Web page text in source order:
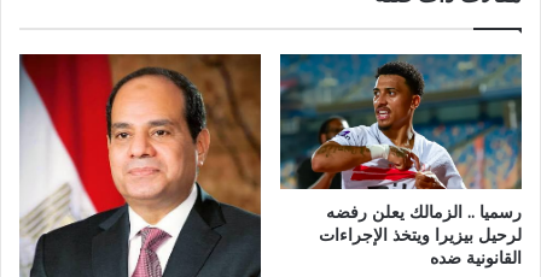
رسميا .. الزمالك يعلن رفضه
لرحيل بيزيرا ويتخذ الإجراءات
القانونية ضده